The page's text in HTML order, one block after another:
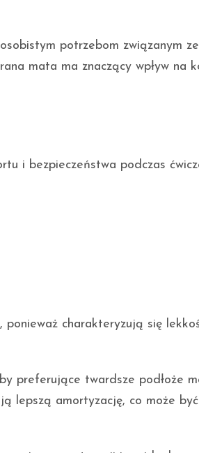
potrzebom związanym ze
mata ma znaczący wpływ na
i bezpieczeństwa podczas
ponieważ charakteryzują się
preferujące twardsze podłoże
lepszą amortyzację, co może być